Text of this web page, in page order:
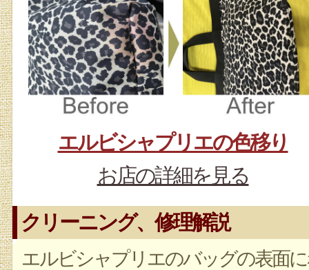
エルビシャプリエの色移り
お店の詳細を見る
クリーニング、修理解説
エルビシャプリエのバッグの表面